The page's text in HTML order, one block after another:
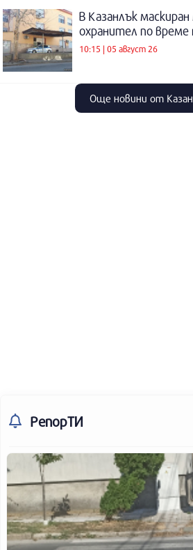
В Казанлък
охранител по
10:15 | 05 август 26
Още новини от
РепорТИ